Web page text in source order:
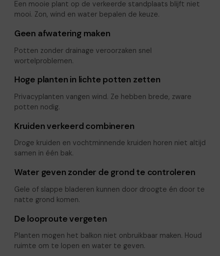
Een mooie plant op de verkeerde standplaats blijft niet
mooi. Zon, wind en water bepalen de keuze.
Geen afwatering maken
Potten zonder drainage veroorzaken snel
wortelproblemen.
Hoge planten in lichte potten zetten
Privacyplanten vangen wind. Ze hebben brede, zware
potten nodig.
Kruiden verkeerd combineren
Droge kruiden en vochtminnende kruiden horen niet altijd
samen in één bak.
Water geven zonder de grond te controleren
Gele of slappe bladeren kunnen door droogte én door te
natte grond komen.
De looproute vergeten
Planten mogen het balkon niet onbruikbaar maken. Houd
ruimte om te lopen en water te geven.